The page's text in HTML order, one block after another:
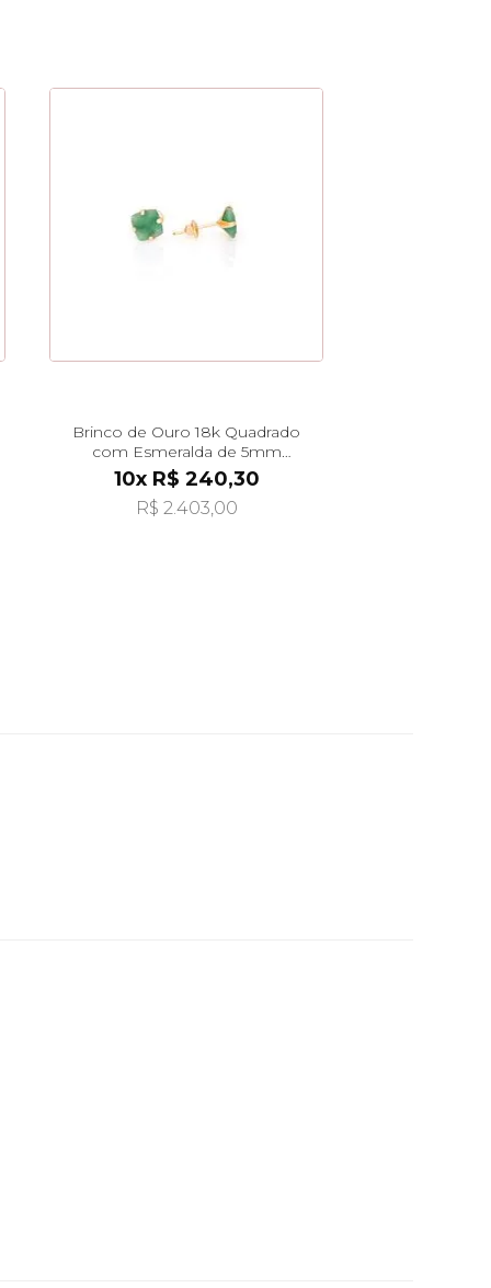
Brinco de Ouro 18k Quadrado
com Esmeralda de 5mm
br29490
10x R$ 240,30
R$ 2.403,00